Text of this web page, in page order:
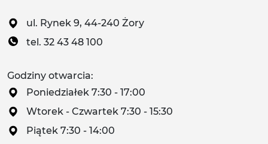
ul. Rynek 9, 44-240 Żory
tel. 32 43 48 100
Godziny otwarcia:
Poniedziałek 7:30 - 17:00
Wtorek - Czwartek 7:30 - 15:30
Piątek 7:30 - 14:00